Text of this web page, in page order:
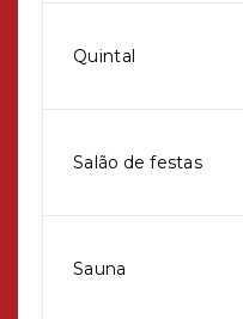
Quintal
Salão de festas
Sauna